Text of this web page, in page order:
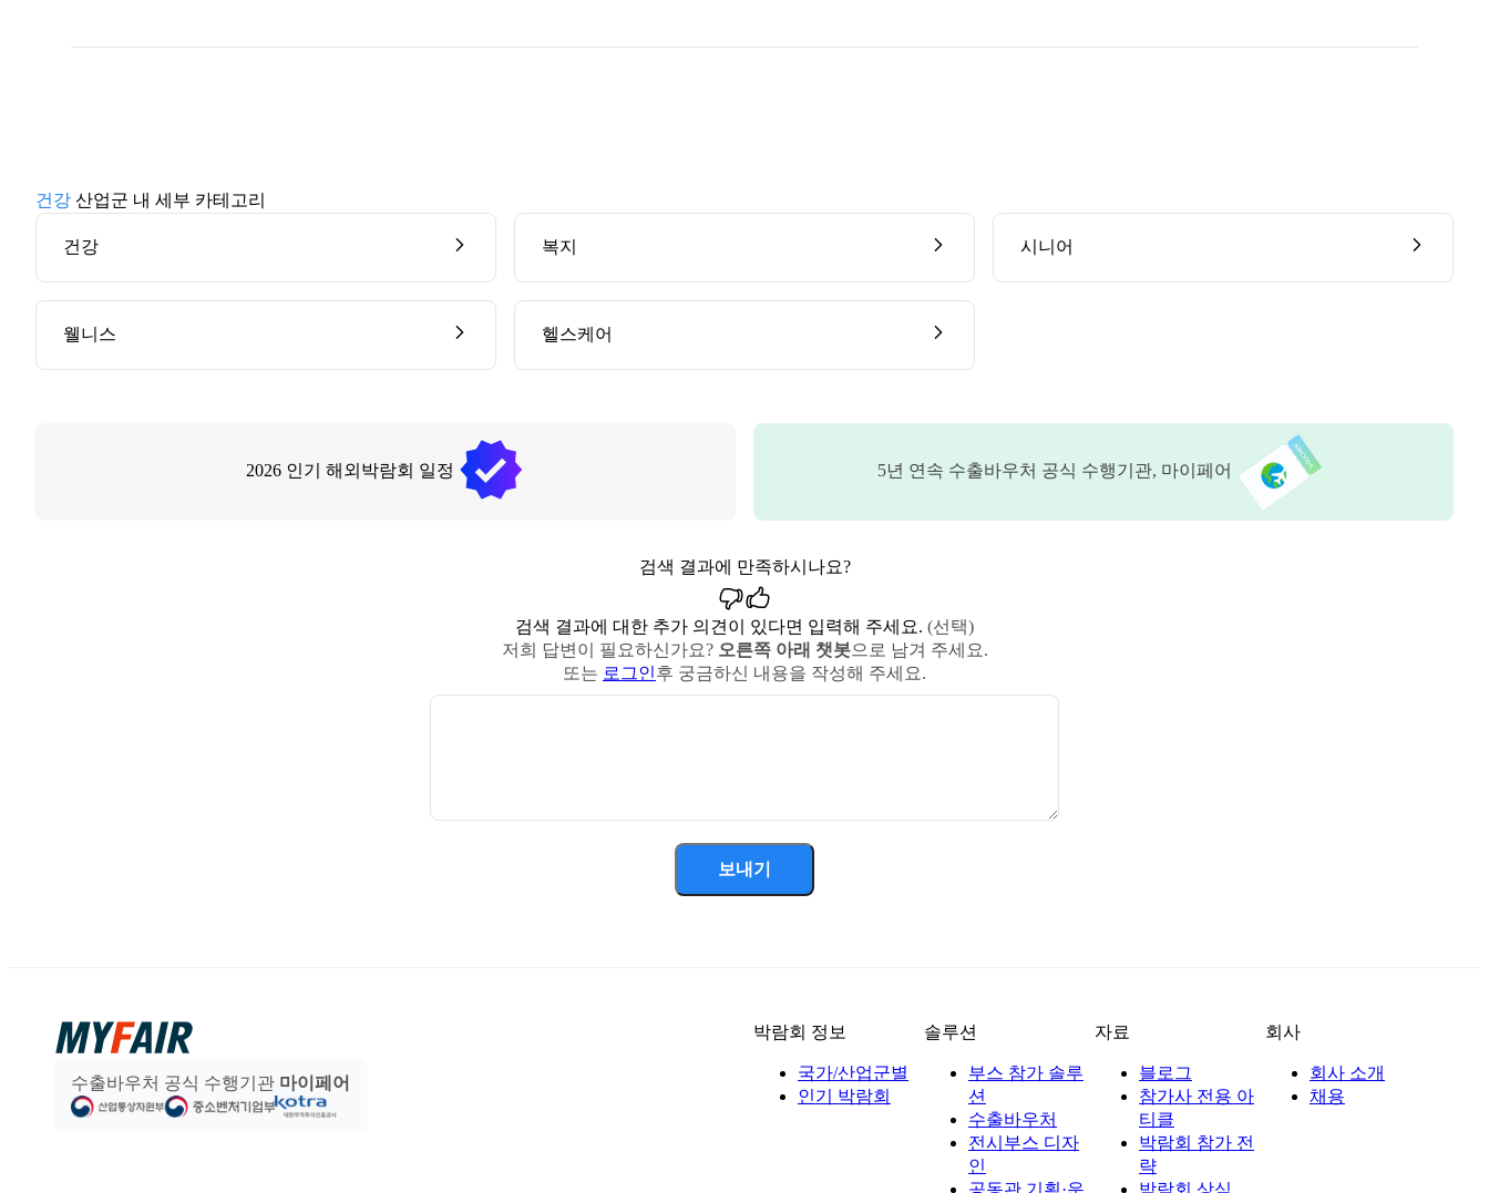
건강 산업군 내 세부 카테고리
건강 복지 시니어
웰니스 헬스케어
2026 인기 해외박람회 일정 5년 연속 수출바우처 공식 수행기관, 마이페어
검색 결과에 만족하시나요?
검색 결과에 대한 추가 의견이 있다면 입력해 주세요. (선택)
저희 답변이 필요하신가요? 오른쪽 아래 챗봇으로 남겨 주세요.
또는 로그인후 궁금하신 내용을 작성해 주세요.
보내기
수출바우처 공식 수행기관 마이페어
박람회 정보
국가/산업군별
인기 박람회
솔루션
부스 참가 솔루
션
수출바우처
전시부스 디자
인
공동관 기획·운
자료
블로그
참가사 전용 아
티클
박람회 참가 전
략
박람회 상식
회사
회사 소개
채용